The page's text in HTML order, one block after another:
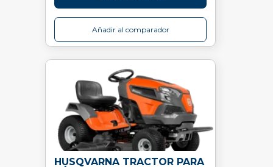
Añadir al comparador
HUSQVARNA TRACTOR PARA